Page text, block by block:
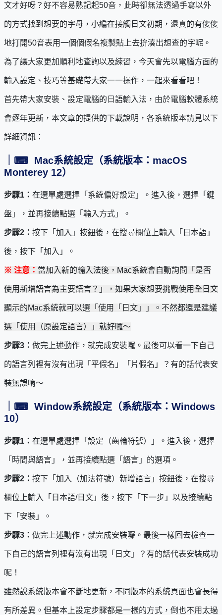
文才好呀？好不容易熟記起50音，此時卻無法透過手寫以外
的方式找到想要的字母，小編在接觸日文初期，還真的有傻傻
地打開50音表用一個個假名複製貼上去拚湊出想查的字呢。
為了讓大家更加順利地查詢以及練習，今天會先以電腦方面的
輸入設定、技巧等基礎帶大家一一操作，一起來看看吧！
首先帶大家安裝、設定電腦的日語輸入法，由於電腦軟體系統
會逐年更新，本文章的提供的下載說明，各系統版本請見以下
詳細資訊：
⌨ Mac系統設定（系統版本：macOS
Monterey 12）
步驟1： 在選單處選擇「系統偏好設定」。進入後，選擇「鍵
盤」，並再接續點選「輸入方式」。
步驟2： 按下「加入」按鈕後，在搜尋欄位上輸入「日本語」
後，按下「加入」。
※ 注意： 當加入新的輸入法後，Mac系統會自動詢問「是否
使用新增語言為主要語言？」，如果大家想要挑戰使用全日文
顯示的Mac系統就可以選「使用「日文」」。不然都還是建議
選「使用（原設定語言）」就好囉～
步驟3： 做完上述動作，就完成安裝囉。最後可以看一下自己
的語言列裡有沒有出現「平假名」「片假名」？有的話代表安
裝無誤唷～
⌨ Window系統設定（系統版本：Windows
10）
步驟1： 在選單處選擇「設定（齒輪符號）」。進入後，選擇
「時間與語言」，並再接續點選「語言」的選項。
步驟2： 按下「加入（加法符號）新增語言」按鈕後，在搜尋
欄位上輸入「日本語/日文」後，按下「下一步」以及接續點
下「安裝」。
步驟3： 做完上述動作，就完成安裝囉。最後一樣回去檢查一
下自己的語言列裡有沒有出現「日文」？有的話代表安裝成功
呢！
雖然說系統版本會不斷地更新，不同版本的系統頁面也會長得
有所差異。但基本上設定步驟都是一樣的方式，倒也不用太過